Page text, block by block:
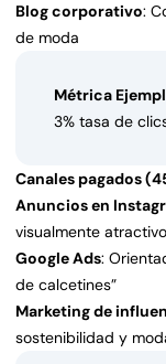
Blog corporativo:
de moda
Métrica
3% tasa de
Canales pagados
Anuncios en
visualmente
Google Ads:
de calcetines”
Marketing de
sostenibilidad y